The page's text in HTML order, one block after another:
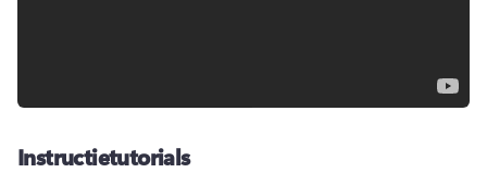
Instructietutorials